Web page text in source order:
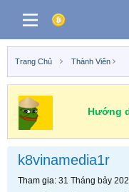
Trang Chủ Thành Viên
Hướng
k8vinamedia1r
Tham gia 31 Tháng bảy